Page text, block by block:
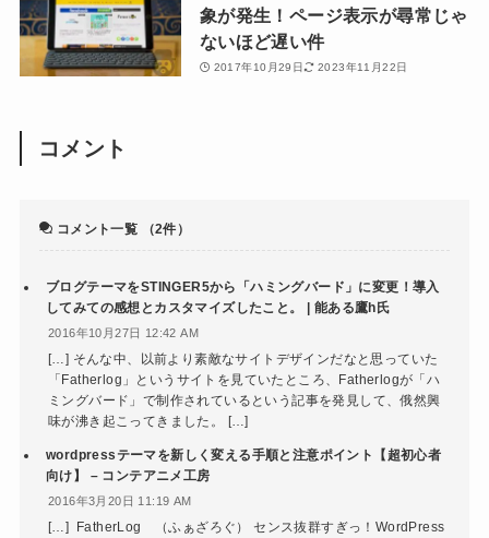
象が発生！ページ表示が尋常じゃ
ないほど遅い件
2017年10月29日 2023年11月22日
コメント
コメント一覧 （2件）
ブログテーマをSTINGER5から「ハミングバード」に変更！導入
してみての感想とカスタマイズしたこと。 | 能ある鷹h氏
2016年10月27日 12:42 AM
[…] そんな中、以前より素敵なサイトデザインだなと思っていた
「Fatherlog」というサイトを見ていたところ、Fatherlogが「ハ
ミングバード」で制作されているという記事を発見して、俄然興
味が沸き起こってきました。 […]
wordpressテーマを新しく変える手順と注意ポイント【超初心者
向け】 – コンテアニメ工房
2016年3月20日 11:19 AM
[…] FatherLog （ふぁざろぐ） センス抜群すぎっ！WordPress